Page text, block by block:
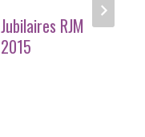
Jubilaires RJM
2015